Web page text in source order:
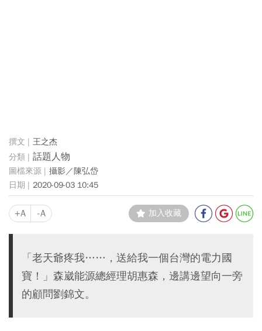
王之杰
話題人物
攝影／陳弘岱
2020-09-03 10:45
+A -A 加入收藏
「老天爺疼我……，送給我一個台灣的電力國
寶！」森崴能源總經理胡惠森，邊講邊望向一旁
的顧問劉錦文。